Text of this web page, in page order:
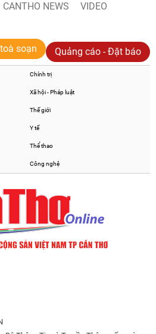
CANTHO NEWS
VIDEO
soạn Quảng cáo - Đặt báo
Chính trị
Xã hội - Pháp luật
Thế giới
Y tế
Thể thao
Công nghệ